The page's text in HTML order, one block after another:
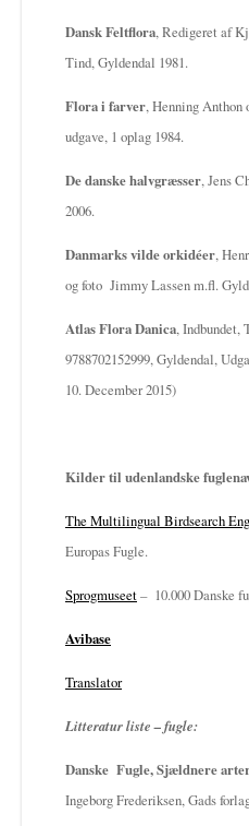
Dansk Feltflora, Redigeret af
Tind, Gyldendal 1981.
Flora i farver, Henning Anthon
udgave, 1 oplag 1984.
De danske halvgræsser, Jens
2006.
Danmarks vilde orkidéer,
og foto Jimmy Lassen m.fl.
Atlas Flora Danica, Indbundet,
9788702152999, Gyldendal,
10. December 2015)
Kilder til udenlandske
The Multilingual Birdsearch
Europas Fugle.
Sprogmuseet– 10.000 Danske
Avibase
Translator
Litteratur liste – fugle:
Danske Fugle, Sjældnere
Ingeborg Frederiksen, Gads